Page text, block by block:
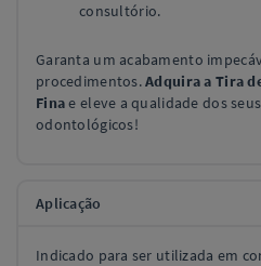
consultório.
Garanta um acabamento
procedimentos.Adquira a Tira
Finae eleve a qualidade dos
odontológicos!
Aplicação
Indicado para ser utilizada em